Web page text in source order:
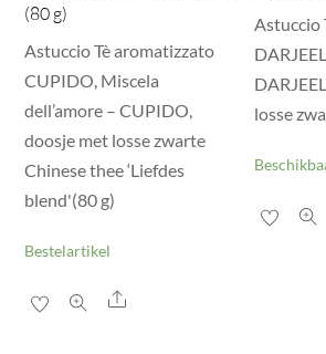
(80 g)
Astuccio Tè aromatizzato
CUPIDO, Miscela
dell’amore – CUPIDO,
doosje met losse zwarte
Chinese thee ‘Liefdes
blend'(80 g)
Bestelartikel
Share
Astuccio
losse